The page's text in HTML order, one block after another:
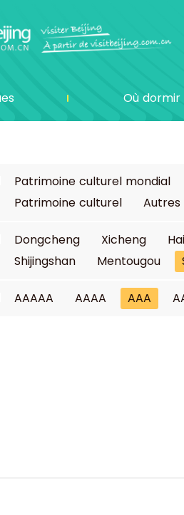
Où dormir
Patrimoine culturel mondial
Patrimoine culturel
Autres
Dongcheng Xicheng
Shijingshan
Mentougou
AAAAA AAAA AAA